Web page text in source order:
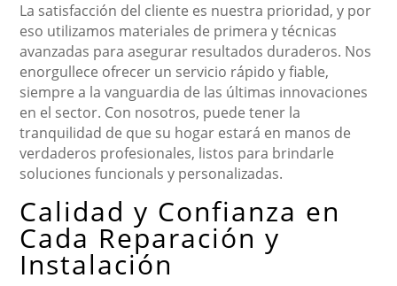
La satisfacción del cliente es nuestra prioridad, y por
eso utilizamos materiales de primera y técnicas
avanzadas para asegurar resultados duraderos. Nos
enorgullece ofrecer un servicio rápido y fiable,
siempre a la vanguardia de las últimas innovaciones
en el sector. Con nosotros, puede tener la
tranquilidad de que su hogar estará en manos de
verdaderos profesionales, listos para brindarle
soluciones funcionals y personalizadas.
Calidad y Confianza en
Cada Reparación y
Instalación